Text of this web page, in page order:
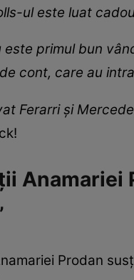
ul este luat
este primul bun
cont, care au
Ferarri și
Anamariei
Prodan